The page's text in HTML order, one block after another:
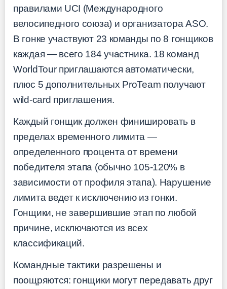
правилами UCI (Международного
велосипедного союза) и организатора ASO.
В гонке участвуют 23 команды по 8 гонщиков
каждая — всего 184 участника. 18 команд
WorldTour приглашаются автоматически,
плюс 5 дополнительных ProTeam получают
wild-card приглашения.
Каждый гонщик должен финишировать в
пределах временного лимита —
определенного процента от времени
победителя этапа (обычно 105-120% в
зависимости от профиля этапа). Нарушение
лимита ведет к исключению из гонки.
Гонщики, не завершившие этап по любой
причине, исключаются из всех
классификаций.
Командные тактики разрешены и
поощряются: гонщики могут передавать друг